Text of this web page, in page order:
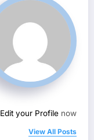
Edit your Profile now.
View All Posts